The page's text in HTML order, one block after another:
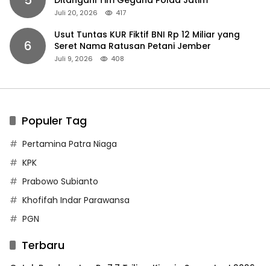
Juli 20, 2026 417
6
Usut Tuntas KUR Fiktif BNI Rp 12 Miliar yang
Seret Nama Ratusan Petani Jember
Juli 9, 2026 408
Populer Tag
Pertamina Patra Niaga
KPK
Prabowo Subianto
Khofifah Indar Parawansa
PGN
Terbaru